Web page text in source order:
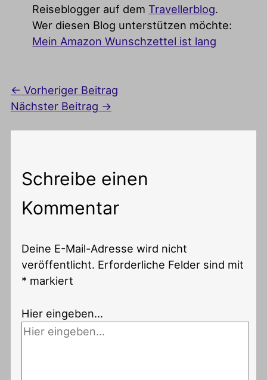
Reiseblogger auf dem Travellerblog.
Wer diesen Blog unterstützen möchte:
Mein Amazon Wunschzettel ist lang
← Vorheriger Beitrag
Nächster Beitrag →
Schreibe einen
Kommentar
Deine E-Mail-Adresse wird nicht
veröffentlicht. Erforderliche Felder sind mit
* markiert
Hier eingeben…